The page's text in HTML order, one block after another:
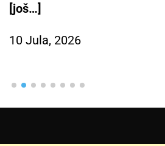
[još…]
10 Jula, 2026